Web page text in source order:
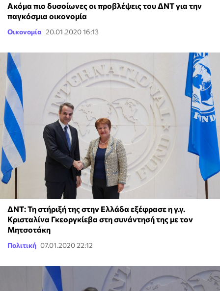
Ακόμα πιο δυσοίωνες οι προβλέψεις του ΔΝΤ για την
παγκόσμια οικονομία
Οικονομία 20.01.2020 16:13
ΔΝΤ: Τη στήριξή της στην Ελλάδα εξέφρασε η γ.γ.
Κρισταλίνα Γκεοργκίεβα στη συνάντησή της με τον
Μητσοτάκη
Πολιτική 07.01.2020 22:12